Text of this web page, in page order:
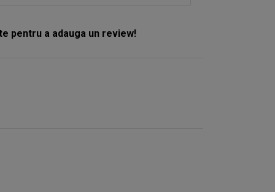
pentru a adauga un review!